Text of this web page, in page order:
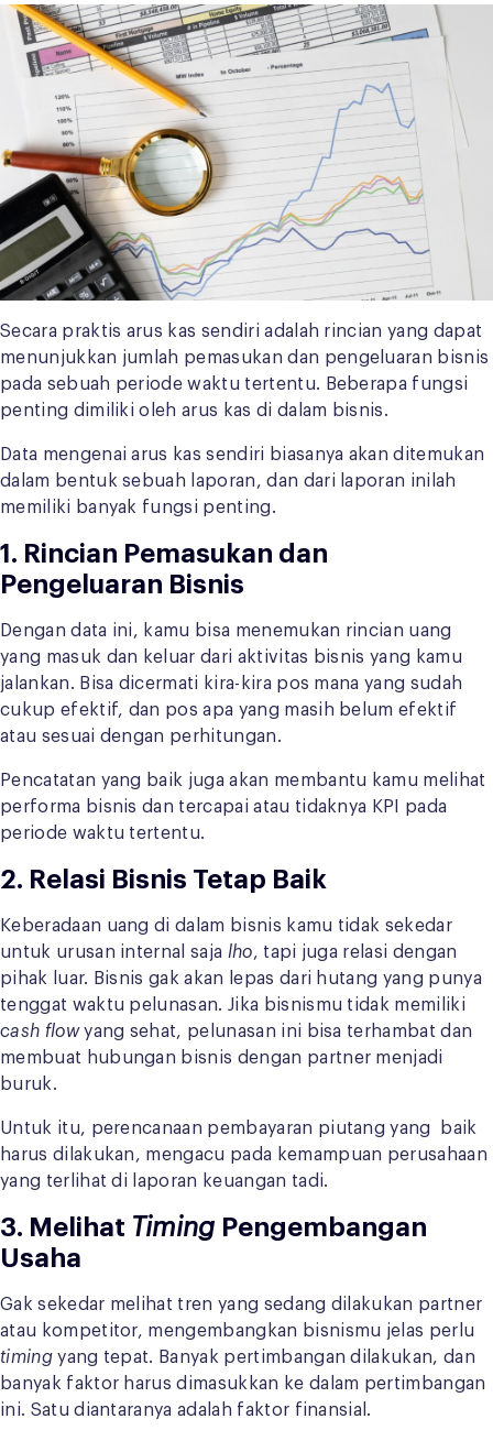
Secara praktis arus kas sendiri adalah rincian yang dapat
menunjukkan jumlah pemasukan dan pengeluaran bisnis
pada sebuah periode waktu tertentu. Beberapa fungsi
penting dimiliki oleh arus kas di dalam bisnis.
Data mengenai arus kas sendiri biasanya akan ditemukan
dalam bentuk sebuah laporan, dan dari laporan inilah
memiliki banyak fungsi penting.
1. Rincian Pemasukan dan
Pengeluaran Bisnis
Dengan data ini, kamu bisa menemukan rincian uang
yang masuk dan keluar dari aktivitas bisnis yang kamu
jalankan. Bisa dicermati kira-kira pos mana yang sudah
cukup efektif, dan pos apa yang masih belum efektif
atau sesuai dengan perhitungan.
Pencatatan yang baik juga akan membantu kamu melihat
performa bisnis dan tercapai atau tidaknya KPI pada
periode waktu tertentu.
2. Relasi Bisnis Tetap Baik
Keberadaan uang di dalam bisnis kamu tidak sekedar
untuk urusan internal saja lho, tapi juga relasi dengan
pihak luar. Bisnis gak akan lepas dari hutang yang punya
tenggat waktu pelunasan. Jika bisnismu tidak memiliki
cash flowyang sehat, pelunasan ini bisa terhambat dan
membuat hubungan bisnis dengan partner menjadi
buruk.
Untuk itu, perencanaan pembayaran piutang yang baik
harus dilakukan, mengacu pada kemampuan perusahaan
yang terlihat di laporan keuangan tadi.
3. Melihat Timing Pengembangan
Usaha
Gak sekedar melihat tren yang sedang dilakukan partner
atau kompetitor, mengembangkan bisnismu jelas perlu
timingyang tepat. Banyak pertimbangan dilakukan, dan
banyak faktor harus dimasukkan ke dalam pertimbangan
ini. Satu diantaranya adalah faktor finansial.